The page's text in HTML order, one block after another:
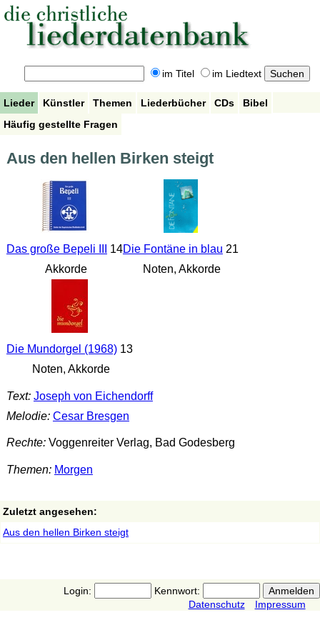
im Titel im Liedtext
Lieder Künstler Themen Liederbücher CDs
Bibel
Häufig gestellte Fragen
Aus den hellen Birken steigt
Das große Bepeli III
14
Akkorde
Die Fontäne in blau 21
Noten, Akkorde
Die Mundorgel (1968)13
Noten, Akkorde
Text: Joseph von Eichendorff
Melodie: Cesar Bresgen
Rechte:Voggenreiter Verlag, Bad Godesberg
Themen: Morgen
Zuletzt angesehen:
Aus den hellen Birken steigt
Login:
Kennwort:
Datenschutz
Impressum